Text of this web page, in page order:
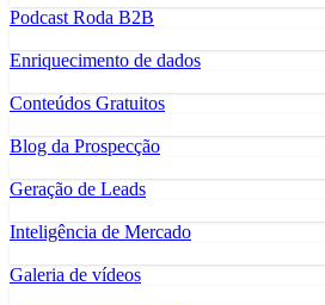
Podcast Roda B2B
Enriquecimento de dados
Conteúdos Gratuitos
Blog da Prospecção
Geração de Leads
Inteligência de Mercado
Galeria de vídeos